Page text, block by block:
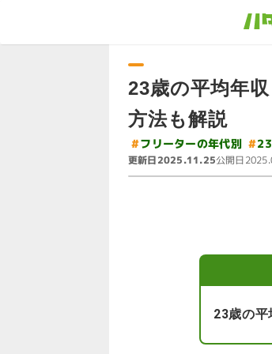
23歳の平均年
方法も解説
#フリーターの年代別 #
更新日2025.11.25公開日
23歳の平